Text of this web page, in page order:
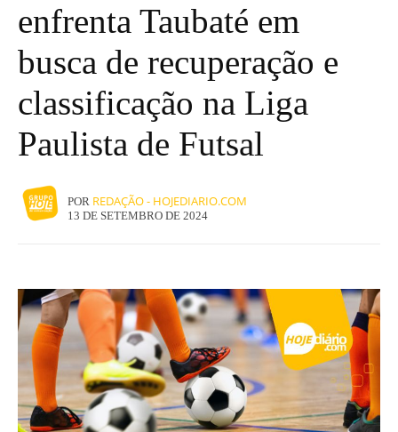
enfrenta Taubaté em
busca de recuperação e
classificação na Liga
Paulista de Futsal
POR REDAÇÃO - HOJEDIARIO.COM
13 DE SETEMBRO DE 2024